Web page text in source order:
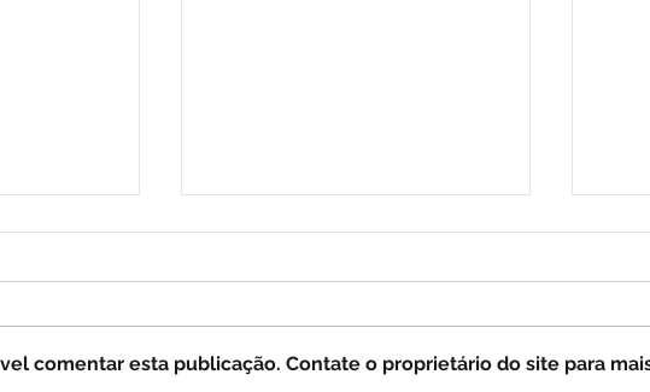
comentar esta publicação. Contate o proprietário do site para